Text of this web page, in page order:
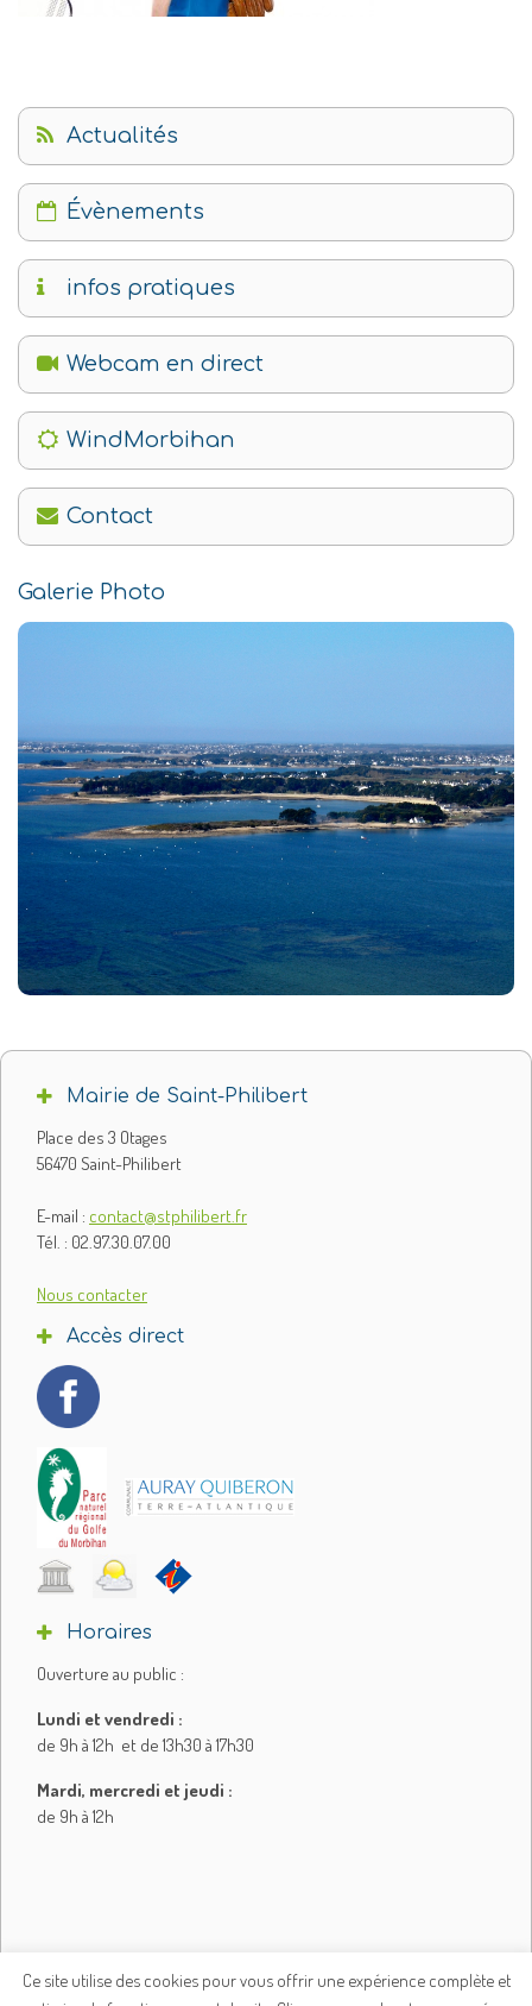
Actualités
Évènements
infos pratiques
Webcam en direct
WindMorbihan
Contact
Galerie Photo
Mairie de Saint-Philibert
Place des 3 Otages
56470 Saint-Philibert
E-mail : contact@stphilibert.fr
Tél. : 02.97.30.07.00
Nous contacter
Accès direct
Horaires
Ouverture au public :
Lundi et vendredi :
de 9h à 12h et de 13h30 à 17h30
Mardi, mercredi et jeudi :
de 9h à 12h
Ce site utilise des cookies pour vous offrir une expérience complète et